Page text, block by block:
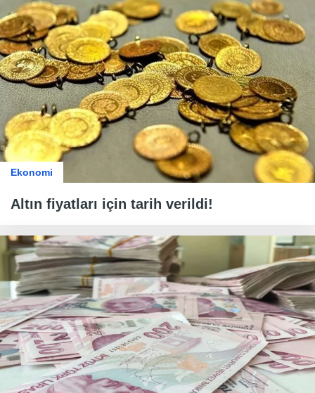
Ekonomi
Altın fiyatları için tarih verildi!